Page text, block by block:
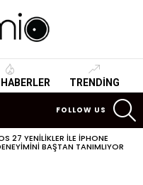
TRENDING
FOLLOW US
27 YENILIKLER ILE IPHONE
BAŞTAN TANIMLIYOR